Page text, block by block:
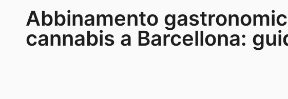
Abbinamento
cannabis a Barcellona: